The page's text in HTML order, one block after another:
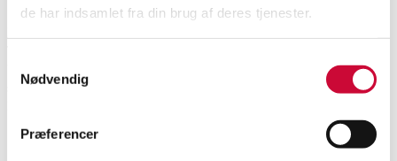
de har indsamlet fra din brug af deres tjenester.
Nødvendig
Præferencer
Vortex rødpunktssigte. Fremstår med stram og funktionel mekanik, ren og
skarp riffelgang, rent og blankt løb, intet slør samt med brugsspor.